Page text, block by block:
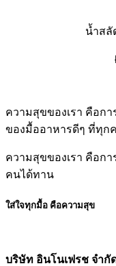
น้ำสลั
ความสุขของเรา คือกา
ของมื้ออาหารดีๆ ที่ทุก
ความสุขของเรา คือก
คนได้ทาน
ใส่ใจทุกมื้อ คือความสุข
บริษัท อินโนเฟรช จำกั